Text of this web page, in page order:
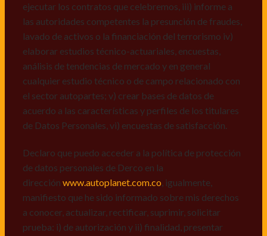
Declaro que puedo acceder a la política de protección
de datos personales de Derco en la
direcciónwww.autoplanet.com.co, igualmente,
manifiesto que he sido informado sobre mis derechos
a conocer, actualizar, rectificar, suprimir, solicitar
prueba: i) de autorización y ii) finalidad, presentar
quejas y/o reclamos en canales de
atención: servicioalcliente@derco.com.coy en
responsables, para que efectúen el tratamiento de mis
datos conforme lo expuesto.
ejecutar los contratos que celebremos, iii) informe a
las autoridades competentes la presunción de fraudes,
lavado de activos o la financiación del terrorismo iv)
elaborar estudios técnico-actuariales, encuestas,
análisis de tendencias de mercado y en general
cualquier estudio técnico o de campo relacionado con
el sector autopartes; v) crear bases de datos de
acuerdo a las características y perfiles de los titulares
de Datos Personales, vi) encuestas de satisfacción.
Declaro que puedo acceder a la política de protección
de datos personales de Derco en la
dirección www.autoplanet.com.co , igualmente,
manifiesto que he sido informado sobre mis derechos
a conocer, actualizar, rectificar, suprimir, solicitar
prueba: i) de autorización y ii) finalidad, presentar